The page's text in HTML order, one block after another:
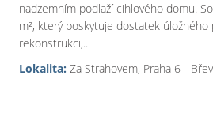
nadzemním podlaží cihlového domu.
m², který poskytuje dostatek
rekonstrukci,..
Lokalita: Za Strahovem, Praha 6 -